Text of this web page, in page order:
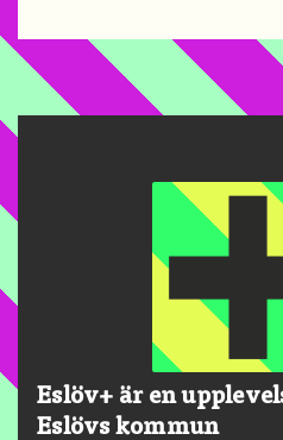
Eslöv+ är en
Eslövs kommun